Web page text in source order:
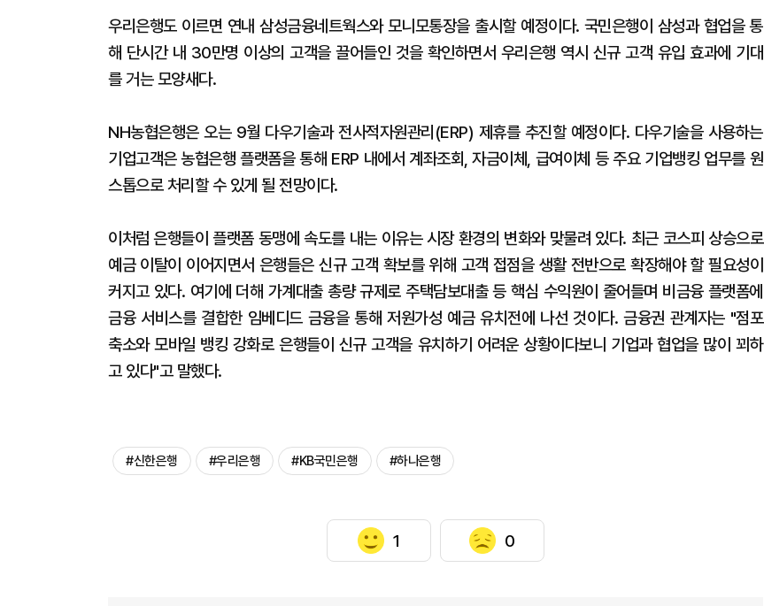
우리은행도 이르면 연내 삼성금융네트웍스와 모니모통장을 출시할 예정이다. 국민은행이 삼성과 협업을 통
해 단시간 내 30만명 이상의 고객을 끌어들인 것을 확인하면서 우리은행 역시 신규 고객 유입 효과에 기대
를 거는 모양새다.
NH농협은행은 오는 9월 다우기술과 전사적자원관리(ERP) 제휴를 추진할 예정이다. 다우기술을 사용하는
기업고객은 농협은행 플랫폼을 통해 ERP 내에서 계좌조회, 자금이체, 급여이체 등 주요 기업뱅킹 업무를 원
스톱으로 처리할 수 있게 될 전망이다.
이처럼 은행들이 플랫폼 동맹에 속도를 내는 이유는 시장 환경의 변화와 맞물려 있다. 최근 코스피 상승으로
예금 이탈이 이어지면서 은행들은 신규 고객 확보를 위해 고객 접점을 생활 전반으로 확장해야 할 필요성이
커지고 있다. 여기에 더해 가계대출 총량 규제로 주택담보대출 등 핵심 수익원이 줄어들며 비금융 플랫폼에
금융 서비스를 결합한 임베디드 금융을 통해 저원가성 예금 유치전에 나선 것이다. 금융권 관계자는 "점포
축소와 모바일 뱅킹 강화로 은행들이 신규 고객을 유치하기 어려운 상황이다보니 기업과 협업을 많이 꾀하
고 있다"고 말했다.
#신한은행 #우리은행 #KB국민은행 #하나은행
1 0